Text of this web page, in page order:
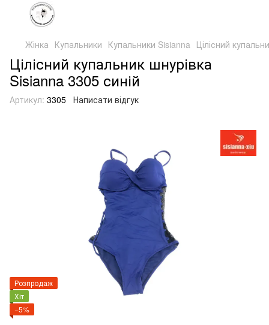
Жінка Купальники Купальники Sisianna Цілісний
Цілісний купальник шнурівка
Sisianna 3305 синій
Артикул: 3305 Написати відгук
Розпродаж
Хіт
−5%